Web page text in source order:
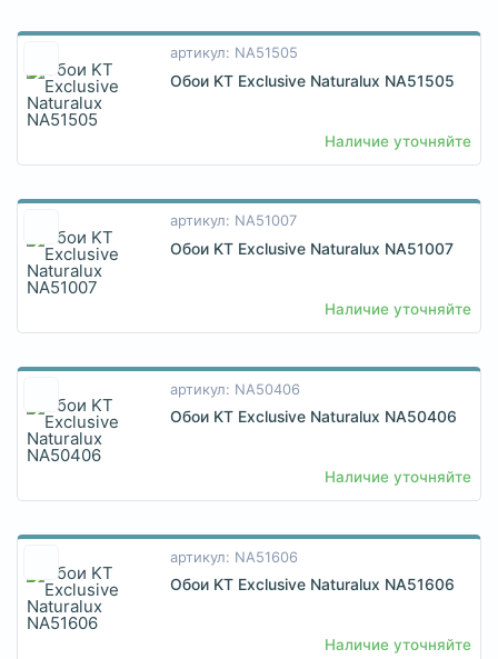
артикул: NA51505
Обои KT Exclusive Naturalux NA51505
Наличие уточняйте
артикул: NA51007
Обои KT Exclusive Naturalux NA51007
Наличие уточняйте
артикул: NA50406
Обои KT Exclusive Naturalux NA50406
Наличие уточняйте
артикул: NA51606
Обои KT Exclusive Naturalux NA51606
Наличие уточняйте